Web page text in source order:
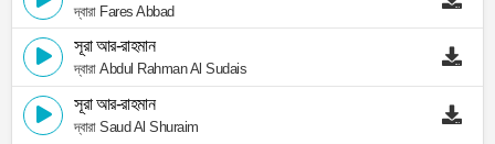
দ্বারা Fares Abbad
সূরা আর-রাহমান
দ্বারা Abdul Rahman Al Sudais
সূরা আর-রাহমান
দ্বারা Saud Al Shuraim